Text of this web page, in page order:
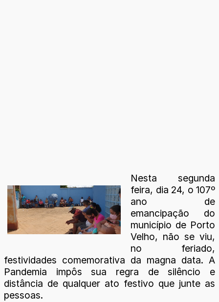
Nesta segunda
feira, dia 24, o 107º
ano de
emancipação do
município de Porto
Velho, não se viu,
no feriado,
festividades comemorativa da magna data. A
Pandemia impôs sua regra de silêncio e
distância de qualquer ato festivo que junte as
pessoas.